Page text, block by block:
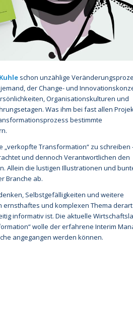
schon unzählige
der Change- und
Organisationskulturen und
Was ihm bei fast allen
bestimmte
Transformation“ zu schreiben
und dennoch Verantwortlichen den
Allein die lustigen Illustrationen und
Branche ab.
Selbstgefälligkeiten und weitere
ernsthaftes und komplexen Thema derart
informativ ist. Die aktuelle
wolle der erfahrene Interim
angegangen werden können.